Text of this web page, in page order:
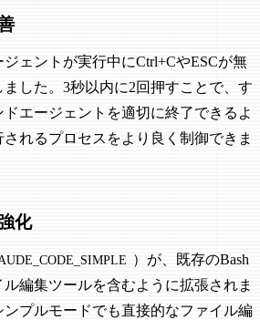
ェントが実行中にCtrl+CやESCが無
した。3秒以内に2回押すことで、す
エージェントを適切に終了できるよ
れるプロセスをより良く制御できま
化
）が、既存のBash
編集ツールを含むように拡張されま
ンプルモードでも直接的なファイル編